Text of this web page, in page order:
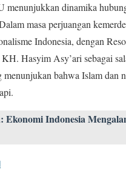
menunjukkan dinamika
masa perjuangan
Indonesia, dengan
Hasyim Asy’ari sebagai
bahwa Islam dan
Ekonomi Indonesia